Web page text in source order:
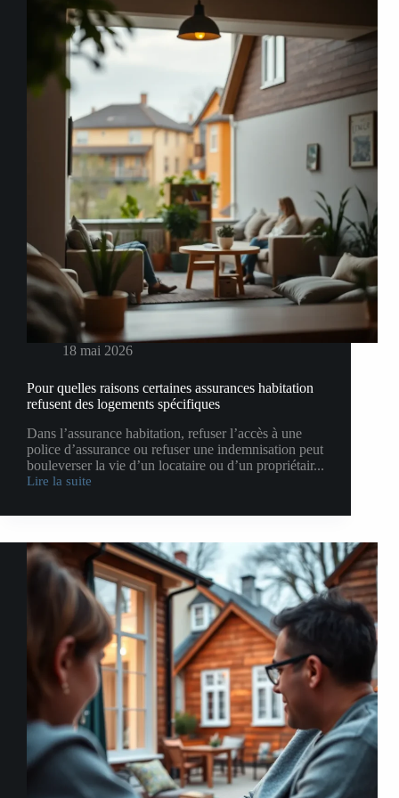
propriétaire
en
18 mai 2026
Pour quelles raisons certaines assurances habitation
refusent des logements spécifiques
Dans l’assurance habitation, refuser l’accès à une
police d’assurance ou refuser une indemnisation peut
bouleverser la vie d’un locataire ou d’un propriétair...
Lire la suite
Pour
raisons
assurances
habitation
refusent
logements
spécifiques